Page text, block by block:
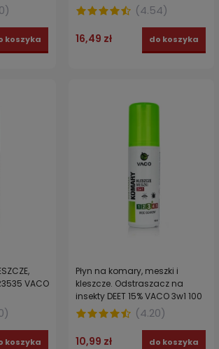
)
koszyka
(4.54)
16,49 zł do koszyka
VACO
)
koszyka
Płyn na komary, meszki i
kleszcze. Odstraszacz na
insekty DEET 15% VACO 3w1 100
ml
(4.20)
10,99 zł do koszyka